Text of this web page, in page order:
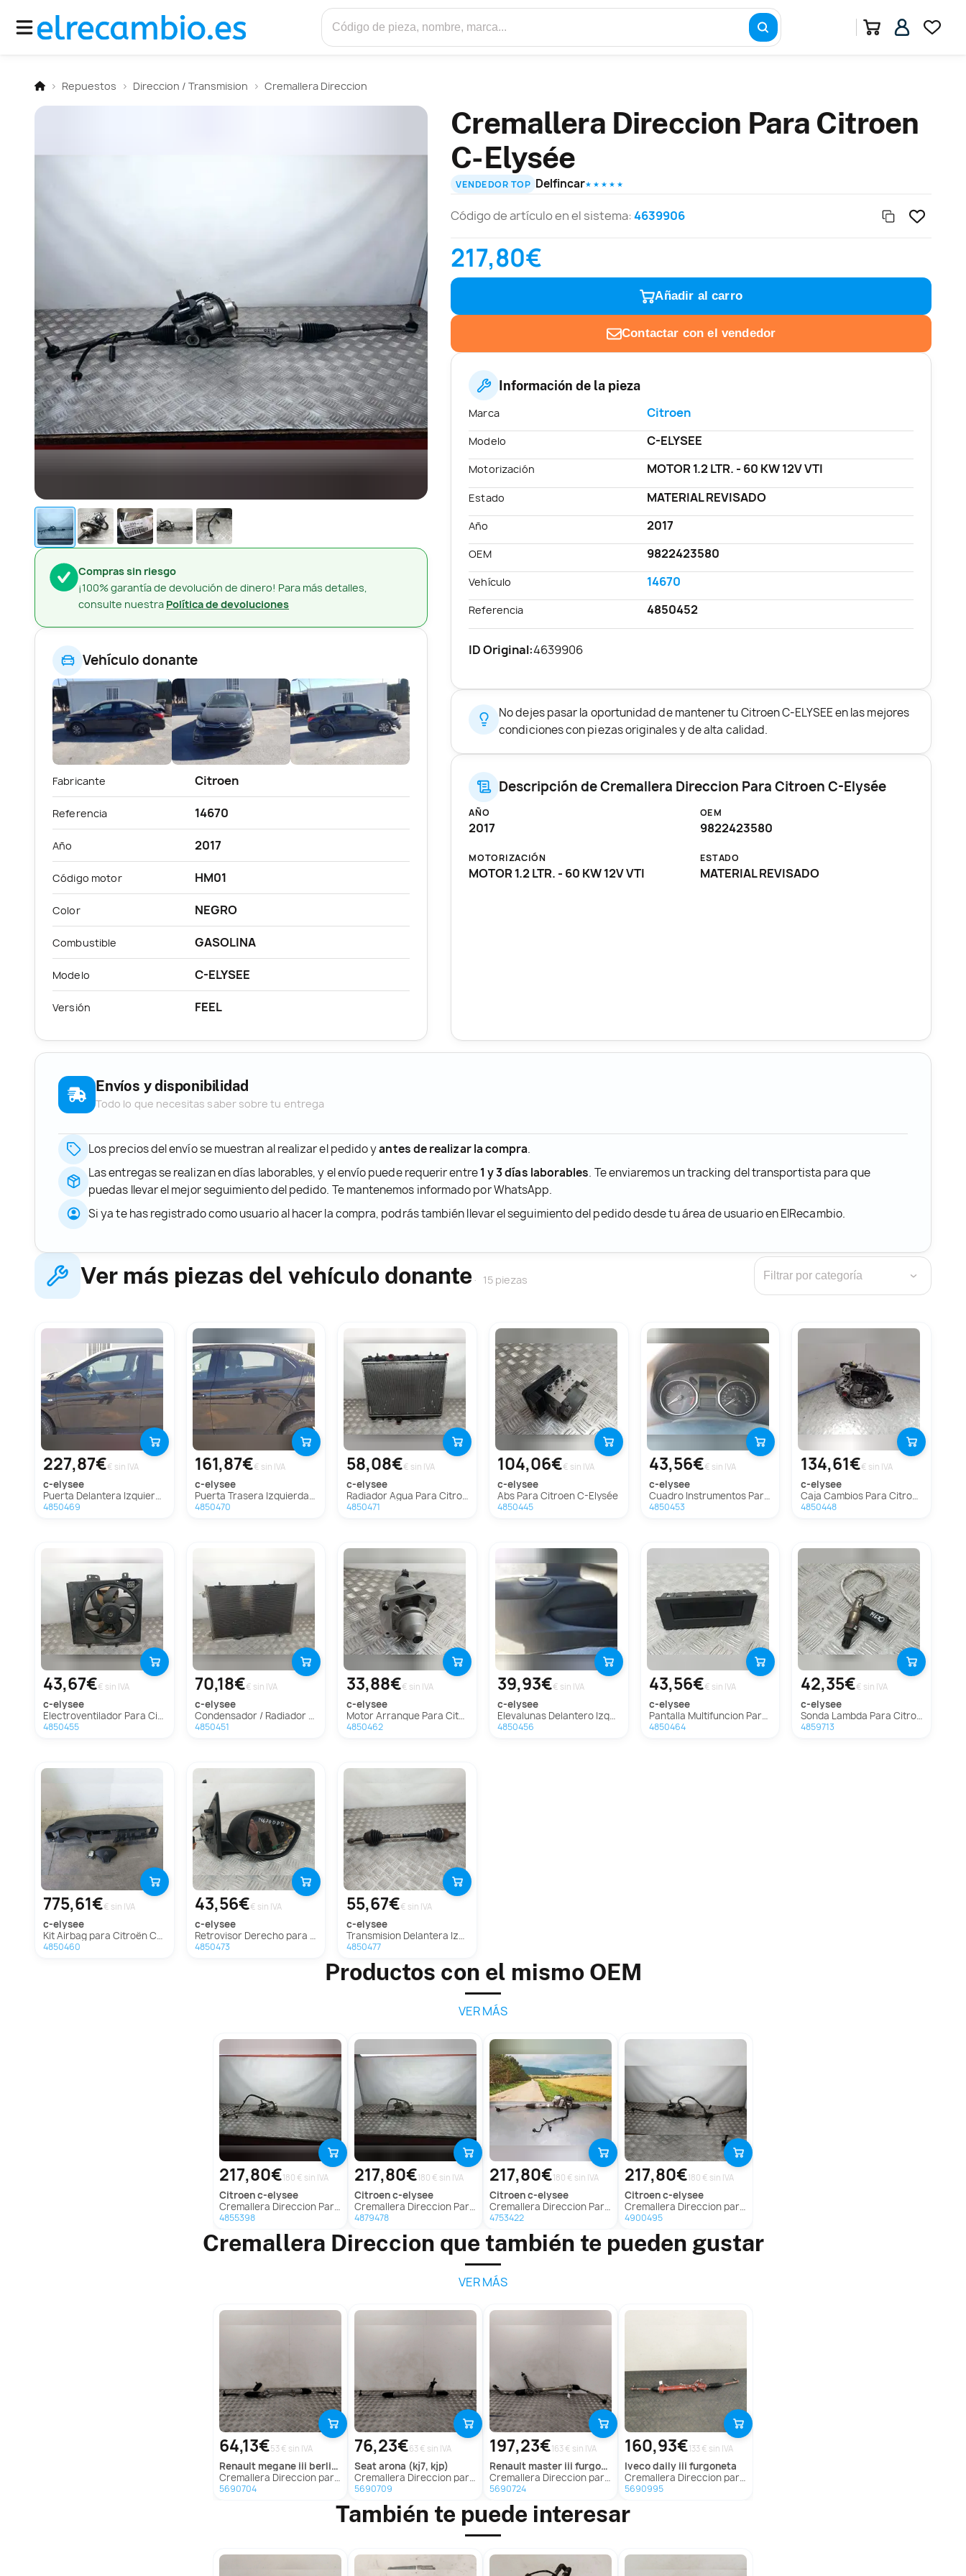
Repuestos Direccion / Transmision Cremallera Direccion
Compras sin riesgo
¡100% garantía de devolución de dinero! Para más detalles,
consulte nuestra Política de devoluciones
Vehículo donante
Fabricante Citroen
Referencia 14670
Año 2017
Código motor HM01
Color NEGRO
Combustible GASOLINA
Modelo C-ELYSEE
Versión FEEL
Cremallera Direccion Para Citroen
C-Elysée
VENDEDOR TOP Delfincar★ ★ ★ ★ ★
Código de artículo en el sistema:4639906
217,80€
Añadir al carro
Contactar con el vendedor
Información de la pieza
Marca Citroen
Modelo C-ELYSEE
Motorización MOTOR 1.2 LTR. - 60 KW 12V VTI
Estado MATERIAL REVISADO
Año 2017
OEM 9822423580
Vehículo 14670
Referencia 4850452
ID Original:4639906
No dejes pasar la oportunidad de mantener tu Citroen C-ELYSEE en las mejores
condiciones con piezas originales y de alta calidad.
Descripción de Cremallera Direccion Para Citroen C-Elysée
AÑO
2017
OEM
9822423580
MOTORIZACIÓN
MOTOR 1.2 LTR. - 60 KW 12V VTI
ESTADO
MATERIAL REVISADO
Envíos y disponibilidad
Todo lo que necesitas saber sobre tu entrega
Los precios del envío se muestran al realizar el pedido yantes de realizar la compra.
Las entregas se realizan en días laborables, y el envío puede requerir entre1 y 3 días laborables. Te enviaremos un tracking del transportista para que
puedas llevar el mejor seguimiento del pedido. Te mantenemos informado por WhatsApp.
Si ya te has registrado como usuario al hacer la compra, podrás también llevar el seguimiento del pedido desde tu área de usuario en ElRecambio.
Ver más piezas del vehículo donante 15 piezas ›
227,87€€ sin IVA
c-elysee
Puerta Delantera Izquierda Para Citroen C-Elysée
4850469
161,87€€ sin IVA
c-elysee
Puerta Trasera Izquierda Para Citroen C-Elysée
4850470
58,08€€ sin IVA
c-elysee
Radiador Agua Para Citroen C-Elysée
4850471
104,06€€ sin IVA
c-elysee
Abs Para Citroen C-Elysée
4850445
43,56€€ sin IVA
c-elysee
Cuadro Instrumentos Para Citroen C-Elysée
4850453
134,61€€ sin IVA
c-elysee
Caja Cambios Para Citroen C-Elysée
4850448
43,67€€ sin IVA
c-elysee
Electroventilador Para Citroen C-Elysée
4850455
70,18€€ sin IVA
c-elysee
Condensador / Radiador Aire Acondicionado Para Citroen C-Elysée
4850451
33,88€€ sin IVA
c-elysee
Motor Arranque Para Citroen C-Elysée
4850462
39,93€€ sin IVA
c-elysee
Elevalunas Delantero Izquierdo Para Citroen C-Elysée
4850456
43,56€€ sin IVA
c-elysee
Pantalla Multifuncion Para Citroen C-Elysée
4850464
42,35€€ sin IVA
c-elysee
Sonda Lambda Para Citroen C-Elysée
4859713
775,61€€ sin IVA
c-elysee
Kit Airbag para Citroën C-Elysee
4850460
43,56€€ sin IVA
c-elysee
Retrovisor Derecho para Citroën C-Elysee
4850473
55,67€€ sin IVA
c-elysee
Transmision Delantera Izquierda para Citroën C-Elysee
4850477
Productos con el mismo OEM
VER MÁS
217,80€180 € sin IVA
citroenc-elysee
Cremallera Direccion Para Citroen C-Elysée
4855398
217,80€180 € sin IVA
citroenc-elysee
Cremallera Direccion Para Citroen C-Elysée
4879478
217,80€180 € sin IVA
citroenc-elysee
Cremallera Direccion Para Citroen C-Elysée
4753422
217,80€180 € sin IVA
citroenc-elysee
Cremallera Direccion para Citroën C-Elysee
4900495
Cremallera Direccion que también te pueden gustar
VER MÁS
64,13€53 € sin IVA
renault megane iii berlina 5 p
Cremallera Direccion para Renault Megane Iii Berlina 5 P
5690704
76,23€63 € sin IVA
seatarona (kj7, kjp)
Cremallera Direccion para Seat Arona (Kj7, Kjp)
5690709
197,23€163 € sin IVA
renault master iii furgoneta (fv)
Cremallera Direccion para Renault Master Iii Furgoneta (Fv)
5690724
160,93€133 € sin IVA
ivecodaily iii furgoneta
Cremallera Direccion para Iveco Daily Iii Furgoneta
5690995
También te puede interesar